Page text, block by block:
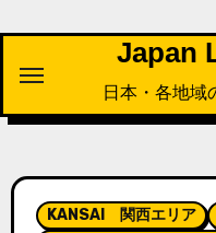
プ
Japan
日本・各地域
KANSAI 関西エリア